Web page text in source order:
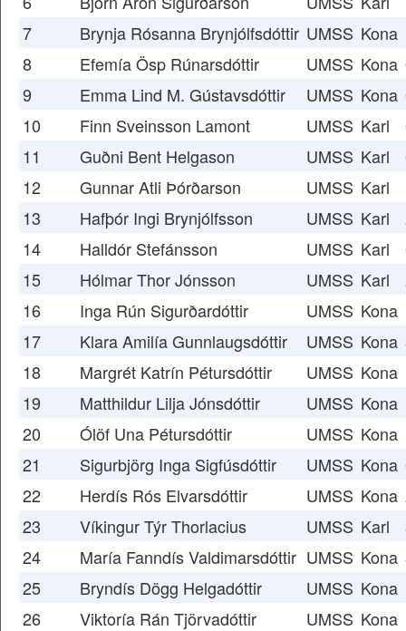
7
Brynja Rósanna Brynjólfsdóttir UMSS Kona
8
Efemía Ösp Rúnarsdóttir UMSS Kona
9
Emma Lind M. Gústavsdóttir UMSS Kona
10
Finn Sveinsson Lamont UMSS Karl
11
Guðni Bent Helgason UMSS Karl
12
Gunnar Atli Þórðarson UMSS Karl
13
Hafþór Ingi Brynjólfsson UMSS Karl
14
Halldór Stefánsson UMSS Karl
15
Hólmar Thor Jónsson UMSS Karl
16
Inga Rún Sigurðardóttir UMSS Kona
17
Klara Amilía Gunnlaugsdóttir UMSS Kona
18
Margrét Katrín Pétursdóttir UMSS Kona
19
Matthildur Lilja Jónsdóttir UMSS Kona
20
Ólöf Una Pétursdóttir UMSS Kona
21
Sigurbjörg Inga Sigfúsdóttir UMSS Kona
22
Herdís Rós Elvarsdóttir UMSS Kona
23
Víkingur Týr Thorlacius UMSS Karl
24
María Fanndís Valdimarsdóttir UMSS Kona
25
Bryndís Dögg Helgadóttir UMSS Kona
26
Viktoría Rán Tjörvadóttir UMSS Kona